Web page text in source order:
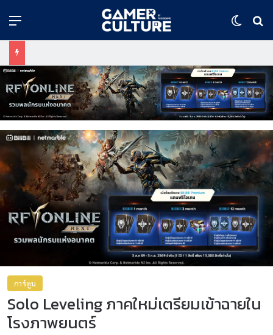
Menu
การ์ตูน
Solo Leveling ภาคใหม่เตรียมเข้าฉายใน
โรงภาพยนตร์